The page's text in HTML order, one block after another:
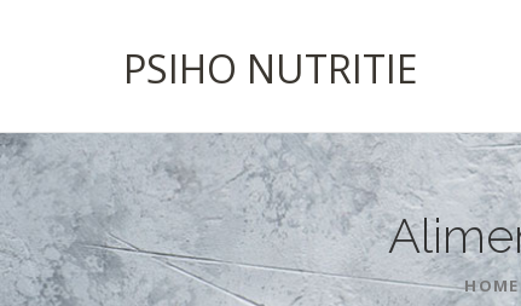
PSIHO NUTRITIE
HOME